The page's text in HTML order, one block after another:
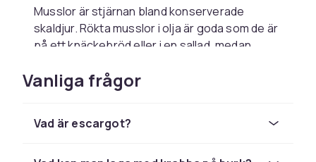
Musslor är stjärnan bland konserverade
skaldjur. Rökta musslor i olja är goda som de är
på ett knäckebröd eller i en sallad, medan
paella och fisksoppa. Konserverade musslor är
färdigkokta och kan ätas direkt ur burken,
användbara delikatesser. Oöppnade håller
Vanliga frågor
Vad är escargot?